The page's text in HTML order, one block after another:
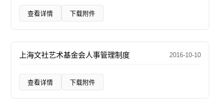
查看详情 下载附件
上海文社艺术基金会人事管理制度 2016-10-10
查看详情 下载附件